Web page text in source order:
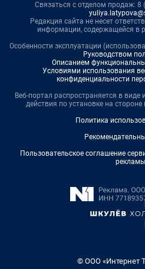
Связаться с отделом продаж: 8
Редакция сайта не несет
информации, содержащейся в
Особенности эксплуатации
Руководством
Описанием
Условиями использования
конфиденциальности
Веб-портал распространяется в виде
действия по установке на
Политика
Пользовательское соглашение
© ООО «Интернет